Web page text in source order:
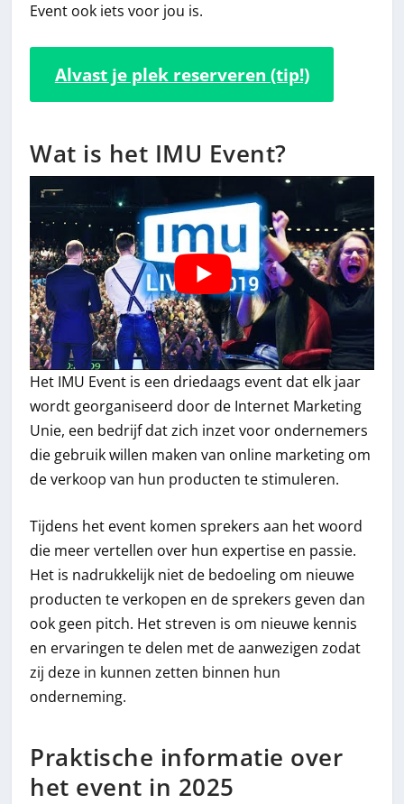
Event ook iets voor jou is.
Alvast je plek reserveren (tip!)
Wat is het IMU Event?
Het IMU Event is een driedaags event dat elk jaar
wordt georganiseerd door de Internet Marketing
Unie, een bedrijf dat zich inzet voor ondernemers
die gebruik willen maken van online marketing om
de verkoop van hun producten te stimuleren.
Tijdens het event komen sprekers aan het woord
die meer vertellen over hun expertise en passie.
Het is nadrukkelijk niet de bedoeling om nieuwe
producten te verkopen en de sprekers geven dan
ook geen pitch. Het streven is om nieuwe kennis
en ervaringen te delen met de aanwezigen zodat
zij deze in kunnen zetten binnen hun
onderneming.
Praktische informatie over
het event in 2025